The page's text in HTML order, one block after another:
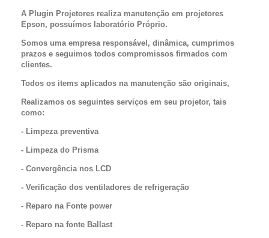
A Plugin Projetores realiza manutenção em projetores
Epson, possuímos laboratório Próprio.
Somos uma empresa responsável, dinâmica, cumprimos
prazos e seguimos todos compromissos firmados com
clientes.
Todos os items aplicados na manutenção são originais,
Realizamos os seguintes serviços em seu projetor, tais
como:
- Limpeza preventiva
- Limpeza do Prisma
- Convergência nos LCD
- Verificação dos ventiladores de refrigeração
- Reparo na Fonte power
- Reparo na fonte Ballast